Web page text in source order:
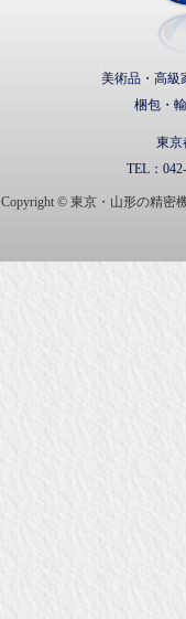
美術品・高級
梱包・
東京
TEL：
Copyright © 東京・山形の精密